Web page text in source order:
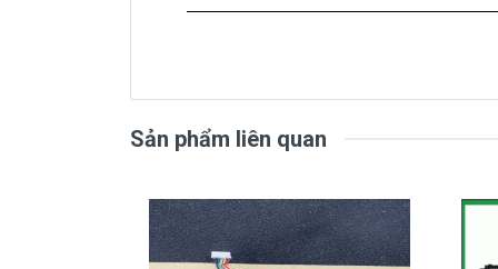
Dấu hiệu nhận biết
- Cắm pin nhưng mãi không đầy, dù
Hầu hết các nguyên nhân khiến Pin
quá lâu, khiến Pin Acercủa bạn bị hư
Sản phẩm liên quan